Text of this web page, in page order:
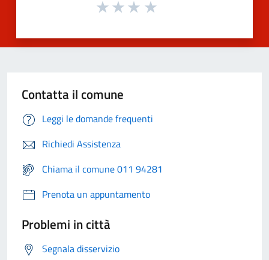
Contatta il comune
Leggi le domande frequenti
Richiedi Assistenza
Chiama il comune 011 94281
Prenota un appuntamento
Problemi in città
Segnala disservizio